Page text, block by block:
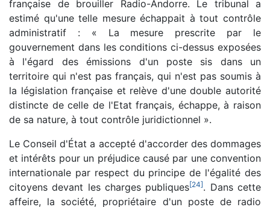
française de brouiller Radio-Andorre. Le tribunal a
estimé qu'une telle mesure échappait à tout contrôle
administratif : « La mesure prescrite par le
gouvernement dans les conditions ci-dessus exposées
à l'égard des émissions d'un poste sis dans un
territoire qui n'est pas français, qui n'est pas soumis à
la législation française et relève d'une double autorité
distincte de celle de l'Etat français, échappe, à raison
de sa nature, à tout contrôle juridictionnel ».
Le Conseil d'État a accepté d'accorder des dommages
et intérêts pour un préjudice causé par une convention
internationale par respect du principe de l'égalité des
citoyens devant les charges publiques[24]. Dans cette
affeire, la société, propriétaire d'un poste de radio